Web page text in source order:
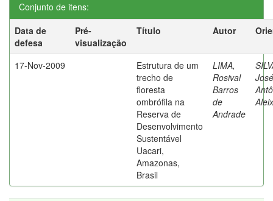
Conjunto de itens:
Data de
defesa
Pré-
visualização
Título Autor
17-Nov-2009
Estrutura de um
trecho de
floresta
ombrófila na
Reserva de
Desenvolvimento
Sustentável
Uacari,
Amazonas,
Brasil
LIMA,
Rosival
Barros
de
Andrade
José